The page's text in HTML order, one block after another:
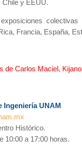
Chile y EEUU.
colectivas
Francia, España,
de Carlos Maciel,
Ingeniería UNAM
Histórico.
10:00 a 17:00 horas.